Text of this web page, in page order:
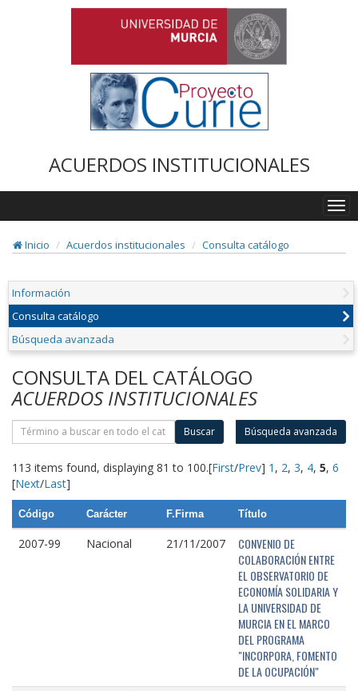
ACUERDOS INSTITUCIONALES
Inicio
Acuerdos institucionales Consulta catálogo
Información
Consulta catálogo
Búsqueda avanzada
CONSULTA DEL CATÁLOGO
ACUERDOS INSTITUCIONALES
Buscar Búsqueda avanzada
113 items found, displaying 81 to 100.[First/Prev] 1 , 2, 3, 4, 5, 6
[Next/Last]
Código Carácter F.Firma Título
2007-99 Nacional 21/11/2007
CONVENIO DE
COLABORACIÓN ENTRE
EL OBSERVATORIO DE
ECONOMÍA SOLIDARIA Y
LA UNIVERSIDAD DE
MURCIA EN EL MARCO
DEL PROGRAMA
"INCORPORA, FOMENTO
DE LA OCUPACIÓN"